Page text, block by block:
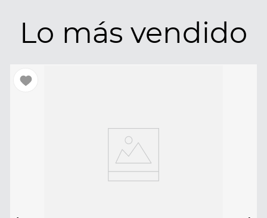
Lo más vendido